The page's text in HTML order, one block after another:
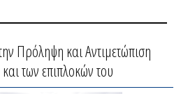
Πρόληψη και Αντιμετώπιση
των επιπλοκών του